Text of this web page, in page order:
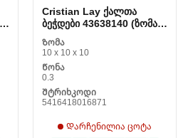
Cristian Lay ქალთა
ბეჭდები 43638140 (ზომა
14)
Ზომა
10 x 10 x 10
Წონა
0.3
Შტრიხკოდი
5416418016871
Დარჩენილია ცოტა